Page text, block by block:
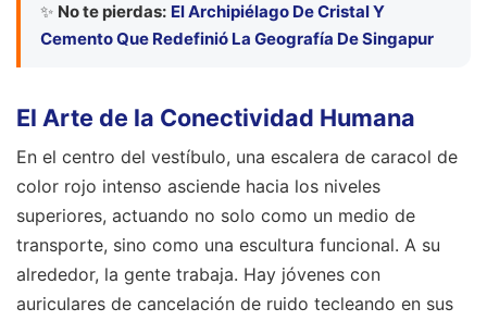
✨ No te pierdas: El Archipiélago De Cristal Y
Cemento Que Redefinió La Geografía De Singapur
El Arte de la Conectividad Humana
En el centro del vestíbulo, una escalera de caracol de
color rojo intenso asciende hacia los niveles
superiores, actuando no solo como un medio de
transporte, sino como una escultura funcional. A su
alrededor, la gente trabaja. Hay jóvenes con
auriculares de cancelación de ruido tecleando en sus